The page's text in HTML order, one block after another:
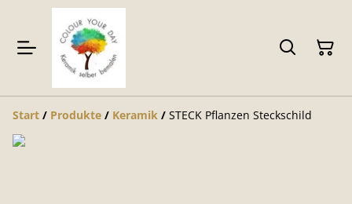
Start / Produkte / Keramik / STECK Pflanzen Steckschild